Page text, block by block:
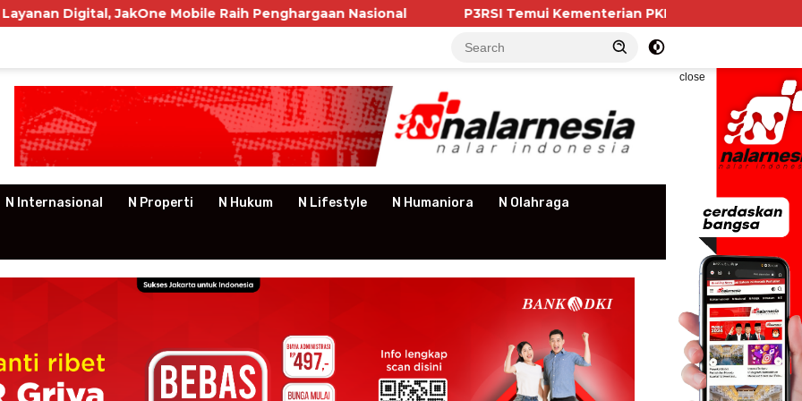
Mobile Raih Penghargaan Nasional P3RSI Temui Kementerian PKP, Pengurus Apartemen Soroti
close
N Internasional N Properti N Hukum N Lifestyle N Humaniora N Olahraga